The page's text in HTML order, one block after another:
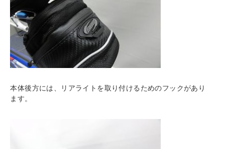
本体後方には、リアライトを取り付けるためのフックがあり
ます。